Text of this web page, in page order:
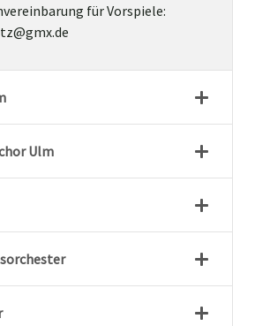
für Vorspiele:
Ulm